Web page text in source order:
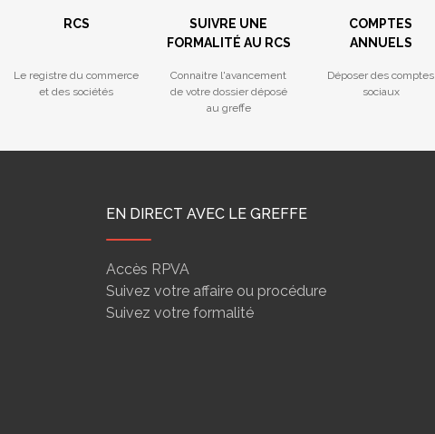
RCS
Le registre du commerce
et des sociétés
SUIVRE UNE
FORMALITÉ AU RCS
Connaitre l'avancement
de votre dossier déposé
au greffe
COMPTES
ANNUELS
Déposer des comptes
sociaux
EN DIRECT AVEC LE GREFFE
Accès RPVA
Suivez votre affaire ou procédure
Suivez votre formalité